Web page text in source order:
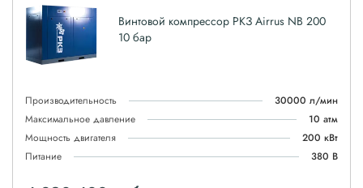
Винтовой компрессор РКЗ Airrus NB 200
10 бар
Производительность
30000 л/мин
Максимальное давление
10 атм
Мощность двигателя
200 кВт
Питание
380 В